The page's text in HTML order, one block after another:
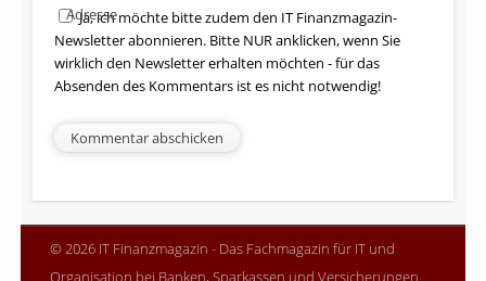
Adresse
Ja, ich möchte bitte zudem den IT Finanzmagazin-
Newsletter abonnieren. Bitte NUR anklicken, wenn Sie
wirklich den Newsletter erhalten möchten - für das
Absenden des Kommentars ist es nicht notwendig!
© 2026 IT Finanzmagazin - Das Fachmagazin für IT und
Organisation bei Banken, Sparkassen und Versicherungen